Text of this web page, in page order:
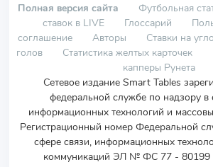
Полная версия сайта Футбольная
ставок в LIVE
Глоссарий
соглашение
Авторы Ставки на
голов
Статистика желтых карточек
капперы Рунета
Сетевое издание Smart Tables
федеральной службе по надзору в
информационных технологий и
Регистрационный номер Федеральной
сфере связи, информационных
коммуникаций ЭЛ № ФС 77 - 80199